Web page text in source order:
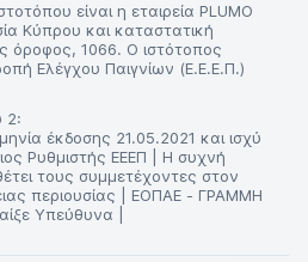
είναι η εταιρεία PLUMO
Κύπρου και καταστατική
όροφος, 1066. Ο ιστότοπος
Ελέγχου Παιγνίων (Ε.Ε.Ε.Π.)
2:
έκδοσης 21.05.2021 και ισχύ
Ρυθμιστής ΕΕΕΠ | Η συχνή
τους συμμετέχοντες στον
περιουσίας | ΕΟΠΑΕ - ΓΡΑΜΜΗ
Υπεύθυνα |